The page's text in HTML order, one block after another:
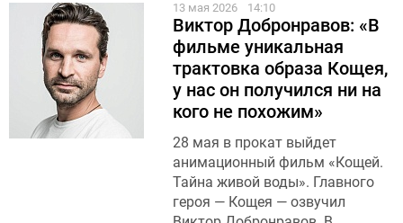
13 мая 2026 14:10
Виктор Добронравов: «В
фильме уникальная
трактовка образа Кощея,
у нас он получился ни на
кого не похожим»
28 мая в прокат выйдет
анимационный фильм «Кощей.
Тайна живой воды». Главного
героя — Кощея — озвучил